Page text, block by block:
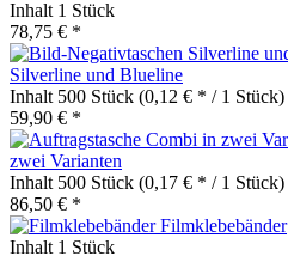
Inhalt 1 Stück
78,75 € *
Silverline und Blueline
Inhalt 500 Stück (0,12 € * / 1 Stück)
59,90 € *
zwei Varianten
Inhalt 500 Stück (0,17 € * / 1 Stück)
86,50 € *
Filmklebebänder
Inhalt 1 Stück